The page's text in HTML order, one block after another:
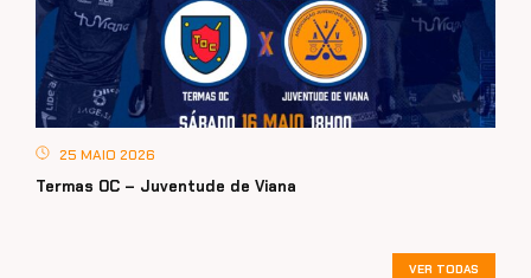
25 MAIO 2026
Termas OC – Juventude de Viana
VER TODAS